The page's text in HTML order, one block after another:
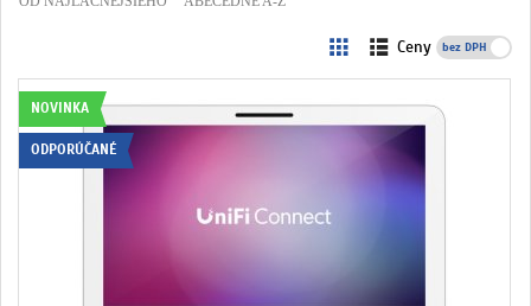
Ceny s DPH
NOVINKA
ODPORÚČANÉ